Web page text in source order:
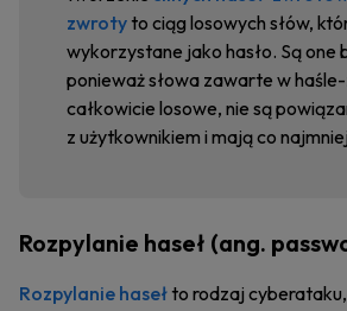
zwroty to ciąg losowych słów,
wykorzystane jako hasło. Są one
ponieważ słowa zawarte w
całkowicie losowe, nie są
z użytkownikiem i mają co
Rozpylanie haseł (ang.
Rozpylanie hasełto rodzaj